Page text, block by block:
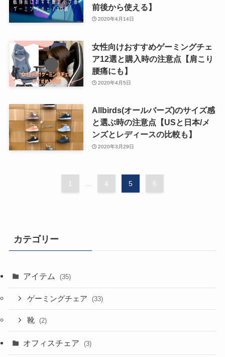
前後から使える】
2020年4月14日
女性向けおすすめゲーミングチェ
ア12選と購入時の注意点【肩こり
腰痛にも】
2020年4月5日
Allbirds(オールバーズ)のサイズ感
と選ぶ時の注意点【USと日本/メ
ンズとレディースの比較も】
2020年3月29日
1 4 5 6
カテゴリー
アイテム (35)
ゲーミングチェア (33)
靴 (2)
オフィスチェア (3)